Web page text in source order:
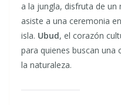
a la jungla, disfruta de un
asiste a una ceremonia
isla. Ubud, el corazón
para quienes buscan una
la naturaleza.